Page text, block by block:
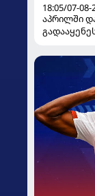
18:05/07-08-
აპრილში